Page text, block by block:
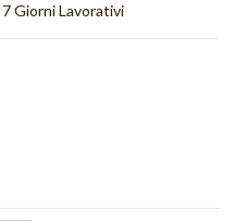
7 Giorni Lavorativi